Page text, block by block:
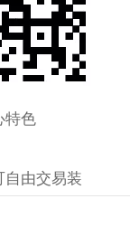
特色
自由交易装
现，经济系
家收益。